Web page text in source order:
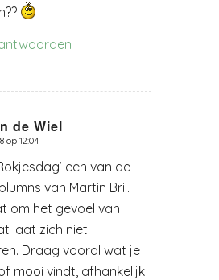
de Wiel
op 12:04
een van de
van Martin Bril.
om het gevoel van
laat zich niet
Draag vooral wat je
mooi vindt, afhankelijk